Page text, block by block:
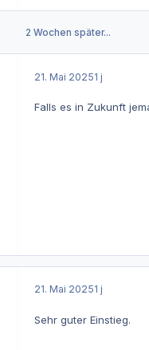
2 Wochen später...
21. Mai 20251 j
Falls es in Zukunft
21. Mai 20251 j
Sehr guter Einstieg.